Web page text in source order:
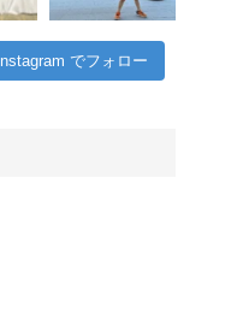
Instagram でフォロー